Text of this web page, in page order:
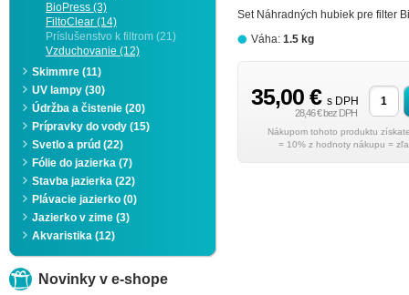
BioPress (3)
FiltoClear (14)
Príslušenstvo k filtrom (21)
Vzduchovanie (12)
Skimmre (11)
UV lampy (30)
Údržba a čistenie (20)
Prípravky do vody (15)
Svetlo a prúd (22)
Fólie do jazierka (7)
Stavba jazierka (22)
Plávacie jazierko (0)
Jazierko v zime (3)
Akvaristika (12)
Novinky v e-shope
Set Náhradných hubiek pre filter
Váha: 1.5 kg
35,00 € s DPH
28,46 € bez DPH
= 10% z hodnoty nákupu =